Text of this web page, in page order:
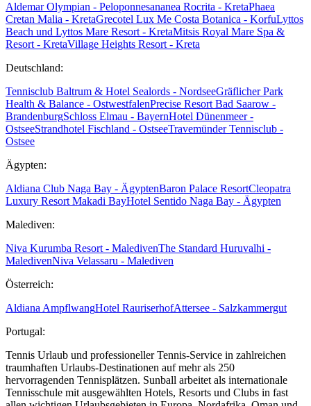
Aldemar Olympian - Peloponnesananea Rocrita - KretaPhaea
Cretan Malia - KretaGrecotel Lux Me Costa Botanica - KorfuLyttos
Beach und Lyttos Mare Resort - KretaMitsis Royal Mare Spa &
Resort - KretaVillage Heights Resort - Kreta
Deutschland:
Tennisclub Baltrum & Hotel Sealords - NordseeGräflicher Park
Health & Balance - OstwestfalenPrecise Resort Bad Saarow -
BrandenburgSchloss Elmau - BayernHotel Dünenmeer -
OstseeStrandhotel Fischland - OstseeTravemünder Tennisclub -
Ostsee
Ägypten:
Aldiana Club Naga Bay - ÄgyptenBaron Palace ResortCleopatra
Luxury Resort Makadi BayHotel Sentido Naga Bay - Ägypten
Malediven:
Niva Kurumba Resort - MaledivenThe Standard Huruvalhi -
MaledivenNiva Velassaru - Malediven
Österreich:
Aldiana AmpflwangHotel RauriserhofAttersee - Salzkammergut
Portugal:
Tennis Urlaub und professioneller Tennis-Service in zahlreichen
traumhaften Urlaubs-Destinationen auf mehr als 250
hervorragenden Tennisplätzen. Sunball arbeitet als internationale
Tennisschule mit ausgewählten Hotels, Resorts und Clubs in fast